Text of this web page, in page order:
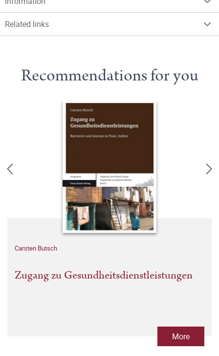
Related links
Recommendations for you
Carsten Butsch
Zugang zu Gesundheitsdienstleistungen
More